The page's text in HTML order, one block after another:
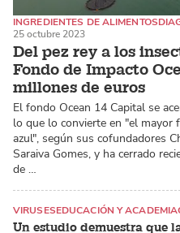
Del pez rey a los
Fondo de Impacto
millones de euros
INGREDIENTES DE ALIMENTOS
25 octubre 2023
El fondo Ocean 14 Capital se
lo que lo convierte en "el mayor
azul", según sus cofundadores
Saraiva Gomes, y ha cerrado
de …
Un estudio demuestra que
VIRUSESEDUCACIÓN Y ACADEMIA